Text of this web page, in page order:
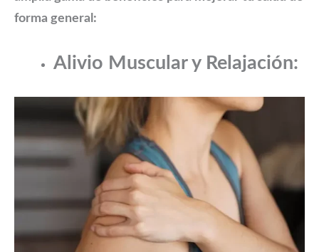
forma general:
Alivio Muscular y Relajación: